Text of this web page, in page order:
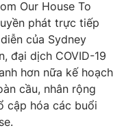
Nam
tử số 483/GP-BTTTT
Phạm Quốc Thắng,
355 932
Our House To
phát trực tiếp
của Sydney
đại dịch COVID-19
hơn nữa kế hoạch
cầu, nhân rộng
cập hóa các buổi